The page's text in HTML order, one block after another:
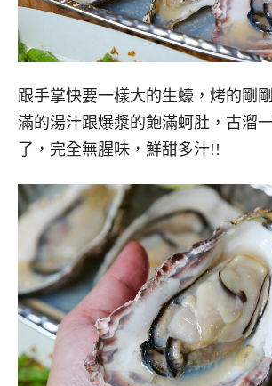
跟手掌快要一樣大的生蠔，烤的剛
滿的湯汁跟爆漿的飽滿蚵肚，古溜
了，完全無腥味，鮮甜多汁!!